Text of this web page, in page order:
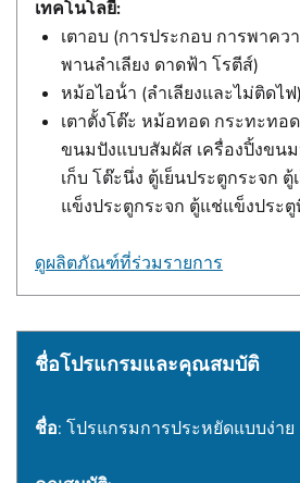
เทคโนโลยี:
เตาอบ (การประกอบ การพาคว
พานลําเลียง ดาดฟ้า โรตีส์)
หม้อไอน้ํา (ลําเลียงและไม่ติดไฟ)
เตาตั้งโต๊ะ หม้อทอด กระทะทอ
ขนมปังแบบสัมผัส เครื่องปิ้งขน
เก็บ โต๊ะนึ่ง ตู้เย็นประตูกระจก
แข็งประตูกระจก ตู้แช่แข็งประ
ดูผลิตภัณฑ์ที่ร่วมรายการ
ชื่อโปรแกรมและคุณสมบัติ
ชื่อ: โปรแกรมการประหยัดแบบง่าย